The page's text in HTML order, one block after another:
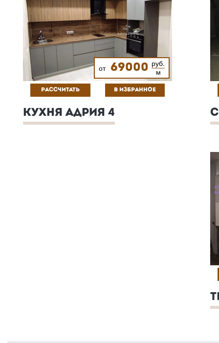
от 69000 руб.
м
РАССЧИТАТЬ В ИЗБРАННОЕ
КУХНЯ АДРИЯ 4